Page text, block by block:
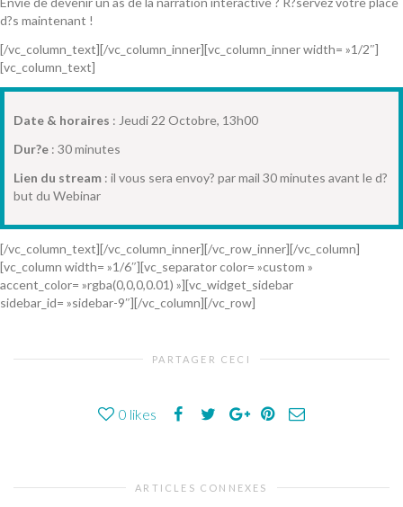
d?s maintenant !
[/vc_column_text][/vc_column_inner][vc_column_inner width= »1/2″]
[vc_column_text]
Date & horaires : Jeudi 22 Octobre, 13h00
Dur?e : 30 minutes
Lien du stream : il vous sera envoy? par mail 30 minutes avant le d?
but du Webinar
[/vc_column_text][/vc_column_inner][/vc_row_inner][/vc_column]
[vc_column width= »1/6″][vc_separator color= »custom »
accent_color= »rgba(0,0,0,0.01) »][vc_widget_sidebar
sidebar_id= »sidebar-9″][/vc_column][/vc_row]
PARTAGER CECI
0 likes
ARTICLES CONNEXES